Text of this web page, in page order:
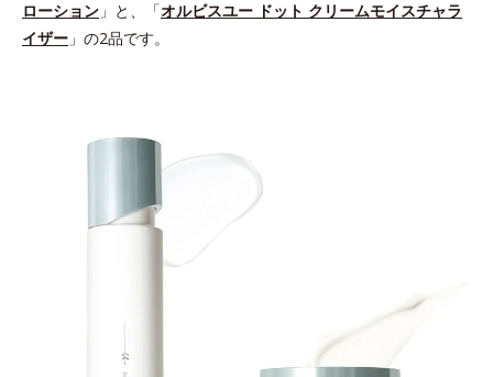
ローション 」と、「オルビスユー ドット クリームモイスチャラ
イザー 」の2品です。